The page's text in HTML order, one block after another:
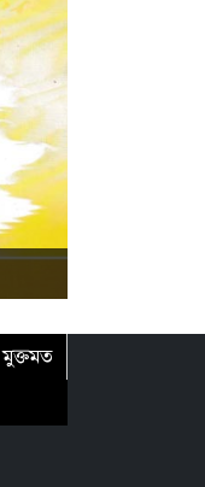
মুক্তমত